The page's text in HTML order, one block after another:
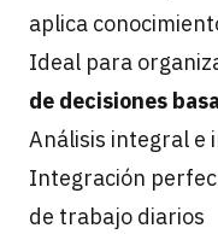
aplica
Ideal para
de decisiones
Análisis integral e
Integración
de trabajo diarios